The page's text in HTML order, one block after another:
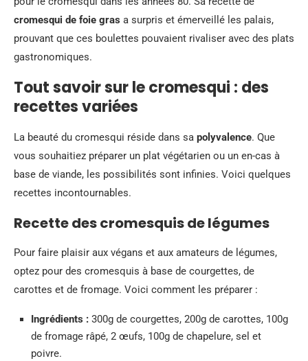
cromesqui de foie gras a surpris et émerveillé les palais,
prouvant que ces boulettes pouvaient rivaliser avec des plats
gastronomiques.
Tout savoir sur le cromesqui : des
recettes variées
La beauté du cromesqui réside dans sa polyvalence. Que
vous souhaitiez préparer un plat végétarien ou un en-cas à
base de viande, les possibilités sont infinies. Voici quelques
recettes incontournables.
Recette des cromesquis de légumes
Pour faire plaisir aux végans et aux amateurs de légumes,
optez pour des cromesquis à base de courgettes, de
carottes et de fromage. Voici comment les préparer :
Ingrédients : 300g de courgettes, 200g de carottes, 100g
de fromage râpé, 2 œufs, 100g de chapelure, sel et
poivre.